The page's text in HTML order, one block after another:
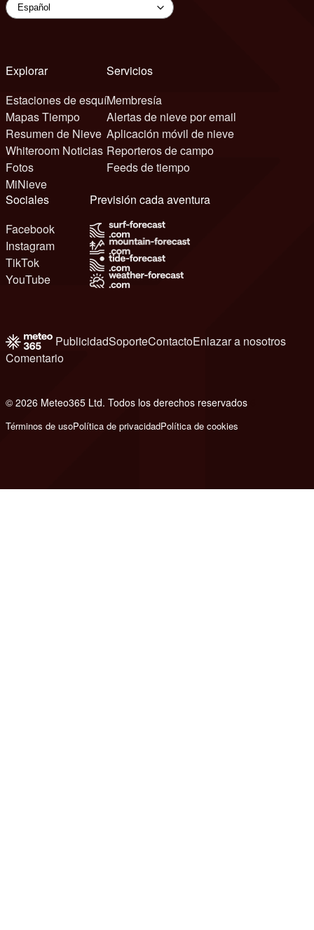
Explorar
Estaciones de esquí
Mapas Tiempo
Resumen de Nieve
Whiteroom Noticias
Fotos
MiNieve
Servicios
Membresía
Alertas de nieve por email
Aplicación móvil de nieve
Reporteros de campo
Feeds de tiempo
Sociales
Facebook
Instagram
TikTok
YouTube
Previsión cada aventura
PublicidadSoporteContactoEnlazar a nosotros
Comentario
© 2026 Meteo365 Ltd. Todos los derechos reservados
Términos de usoPolítica de privacidadPolítica de cookies